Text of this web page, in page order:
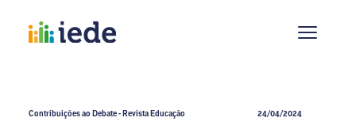
Contribuições ao Debate - Revista Educação 24/04/2024